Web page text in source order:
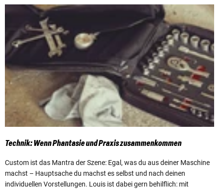
Technik: Wenn Phantasie und Praxis zusammenkommen
Custom ist das Mantra der Szene: Egal, was du aus deiner Maschine
machst – Hauptsache du machst es selbst und nach deinen
individuellen Vorstellungen. Louis ist dabei gern behilflich: mit